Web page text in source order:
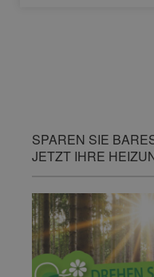
SPAREN SIE
JETZT IHRE